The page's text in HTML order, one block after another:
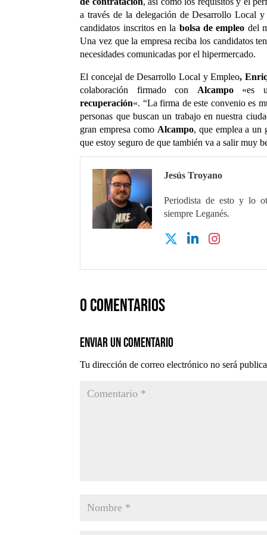
a través de la delegación de Desarrollo Local
candidatos inscritos en la bolsa de empleo del
Una vez que la empresa reciba los candidatos
necesidades comunicadas por el hipermercado.
El concejal de Desarrollo Local y Empleo,
colaboración firmado con Alcampo«es
recuperación«. “La firma de este convenio es
personas que buscan un trabajo en nuestra
gran empresa como Alcampo, que emplea a un
que estoy seguro de que también va a salir muy
Jesús Troyano
Periodista de esto y lo
siempre Leganés.
0 comentarios
Enviar un comentario
Tu dirección de correo electrónico no será